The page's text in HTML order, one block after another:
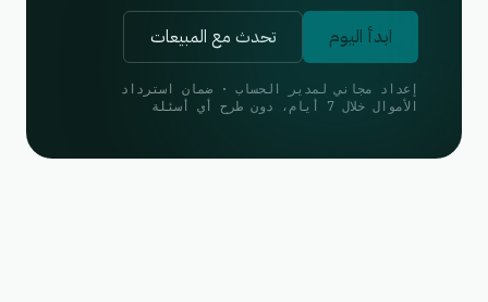
ابدأ اليوم تحدث مع المبيعات
إعداد مجاني لمدير الحساب · ضمان استرداد
الأموال خلال 7 أيام، دون طرح أي أسئلة